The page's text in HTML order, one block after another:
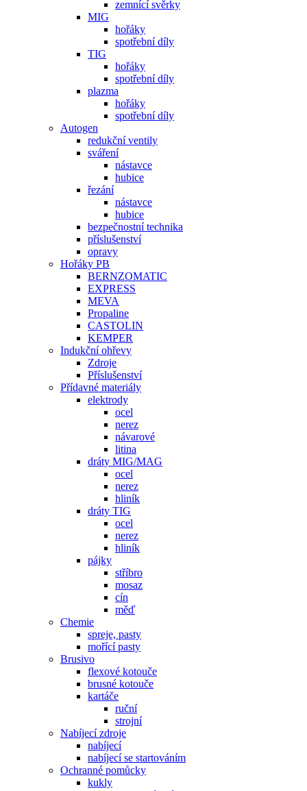
zemnící svěrky
MIG
hořáky
spotřební díly
TIG
hořáky
spotřební díly
plazma
hořáky
spotřební díly
Autogen
redukční ventily
sváření
nástavce
hubice
řezání
nástavce
hubice
bezpečnostní technika
příslušenství
opravy
Hořáky PB
BERNZOMATIC
EXPRESS
MEVA
Propaline
CASTOLIN
KEMPER
Indukční ohřevy
Zdroje
Příslušenství
Přídavné materiály
elektrody
ocel
nerez
návarové
litina
dráty MIG/MAG
ocel
nerez
hliník
dráty TIG
ocel
nerez
hliník
pájky
stříbro
mosaz
cín
měď
Chemie
spreje, pasty
mořící pasty
Brusivo
flexové kotouče
brusné kotouče
kartáče
ruční
strojní
Nabíjecí zdroje
nabíjecí
nabíjecí se startováním
Ochranné pomůcky
kukly